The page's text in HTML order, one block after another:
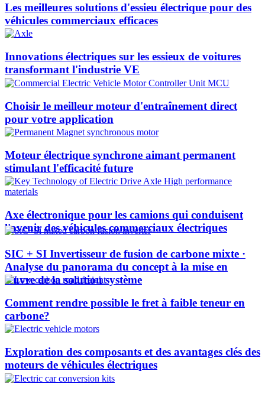
Les meilleures solutions d'essieu électrique pour des
véhicules commerciaux efficaces
Innovations électriques sur les essieux de voitures
transformant l'industrie VE
Choisir le meilleur moteur d'entraînement direct
pour votre application
Moteur électrique synchrone aimant permanent
stimulant l'efficacité future
Axe électronique pour les camions qui conduisent
l'avenir des véhicules commerciaux électriques
SIC + SI Invertisseur de fusion de carbone mixte ·
Analyse du panorama du concept à la mise en
œuvre de la solution système
Comment rendre possible le fret à faible teneur en
carbone?
Exploration des composants et des avantages clés des
moteurs de véhicules électriques